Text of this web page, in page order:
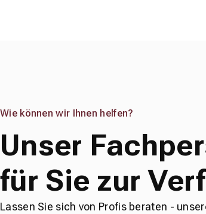
Wie können wir Ihnen helfen?
Unser
für Sie zur
Lassen Sie sich von Profis beraten -